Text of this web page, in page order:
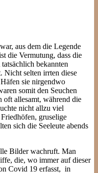
aus dem die Legende
die Vermutung, dass die
bekannten
Nicht selten irrten diese
sie nirgendwo
somit den Seuchen
oft allesamt, während die
nicht allzu viel
gruselige
sich die Seeleute abends
Bilder wachruft. Man
die, wo immer auf dieser
Covid 19 erfasst, in